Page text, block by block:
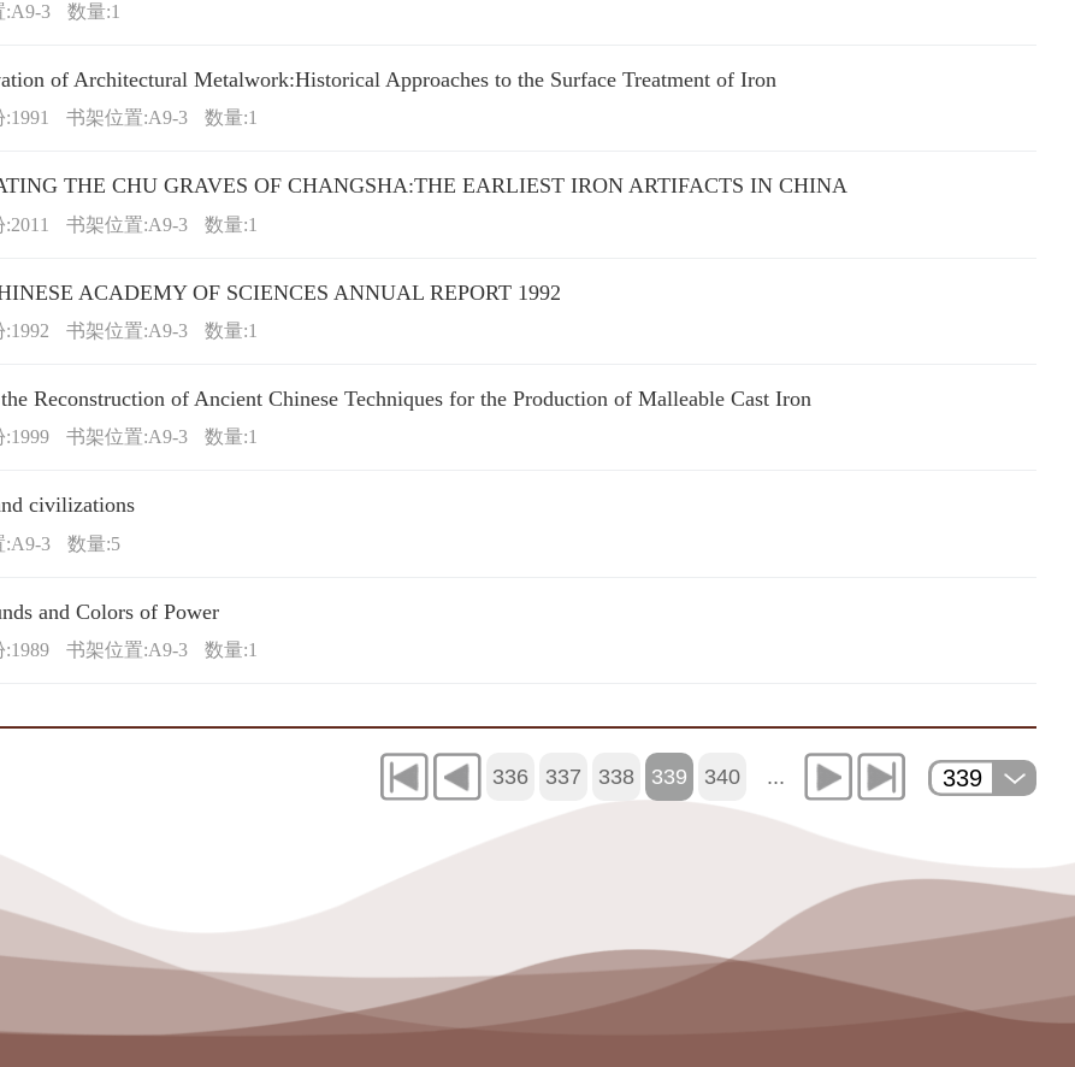
:A9-3 数量:1
of Architectural Metalwork:Historical Approaches to the Surface Treatment of Iron
书架位置:A9-3 数量:1
THE CHU GRAVES OF CHANGSHA:THE EARLIEST IRON ARTIFACTS IN CHINA
书架位置:A9-3 数量:1
ACADEMY OF SCIENCES ANNUAL REPORT 1992
书架位置:A9-3 数量:1
Reconstruction of Ancient Chinese Techniques for the Production of Malleable Cast Iron
书架位置:A9-3 数量:1
civilizations
:A9-3 数量:5
and Colors of Power
书架位置:A9-3 数量:1
336 337 338 339 340 ... 339